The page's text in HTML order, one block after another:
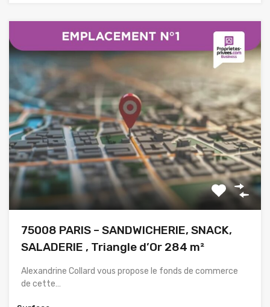
75008 PARIS – SANDWICHERIE, SNACK,
SALADERIE , Triangle d’Or 284 m²
Alexandrine Collard vous propose le fonds de commerce
de cette…